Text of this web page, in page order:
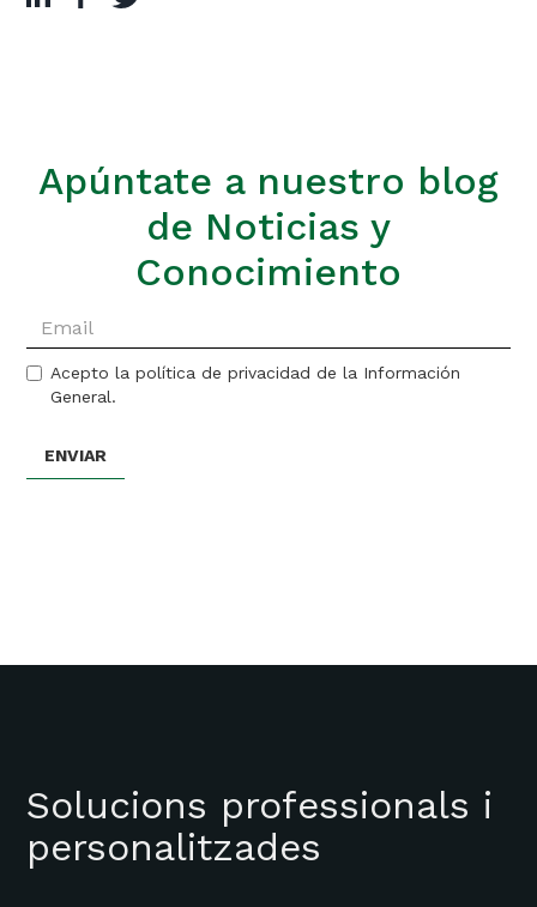
Apúntate a nuestro blog
de Noticias y
Conocimiento
Acepto la política de privacidad de la Información
General.
Solucions professionals i
personalitzades